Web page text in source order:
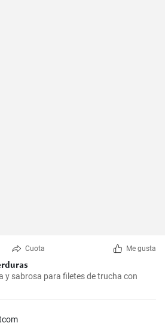
Cuota Me gusta
y sabrosa para filetes de trucha con